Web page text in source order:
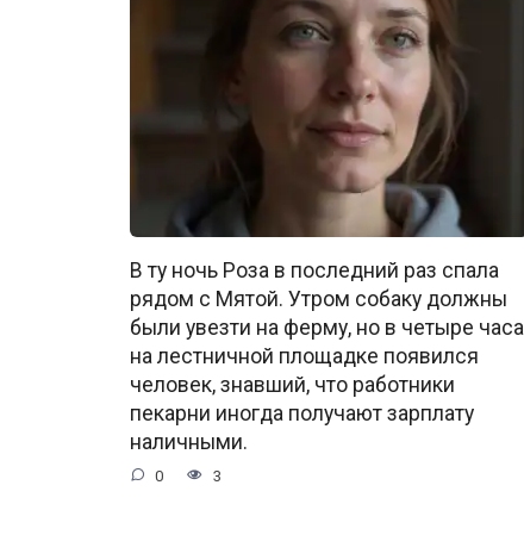
В ту ночь Роза в последний раз спала
рядом с Мятой. Утром собаку должны
были увезти на ферму, но в четыре часа
на лестничной площадке появился
человек, знавший, что работники
пекарни иногда получают зарплату
наличными.
0 3